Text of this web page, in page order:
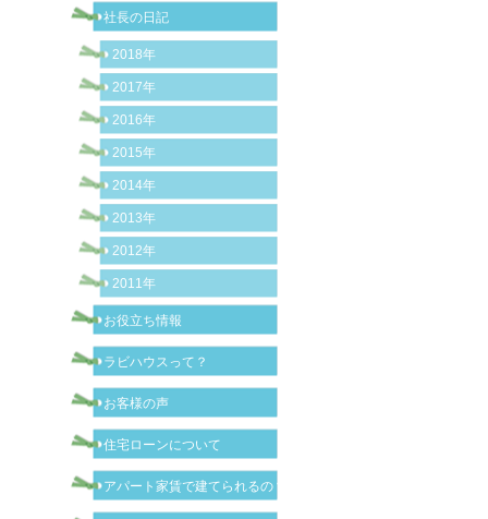
社長の日記
2018年
2017年
2016年
2015年
2014年
2013年
2012年
2011年
お役立ち情報
ラビハウスって？
お客様の声
住宅ローンについて
アパート家賃で建てられるの？